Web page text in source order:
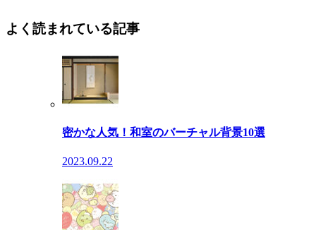
よく読まれている記事
密かな人気！和室のバーチャル背景10選
2023.09.22